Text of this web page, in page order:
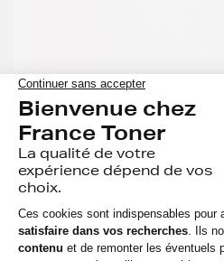
GENERIQUE
Pack de 4 cartouches
équivalent à HP 920
COULEURS - Format XL
EN STOCK